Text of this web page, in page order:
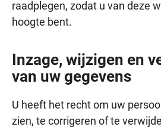
raadplegen, zodat u van deze
hoogte bent.
Inzage, wijzigen en
van uw gegevens
U heeft het recht om uw
zien, te corrigeren of te